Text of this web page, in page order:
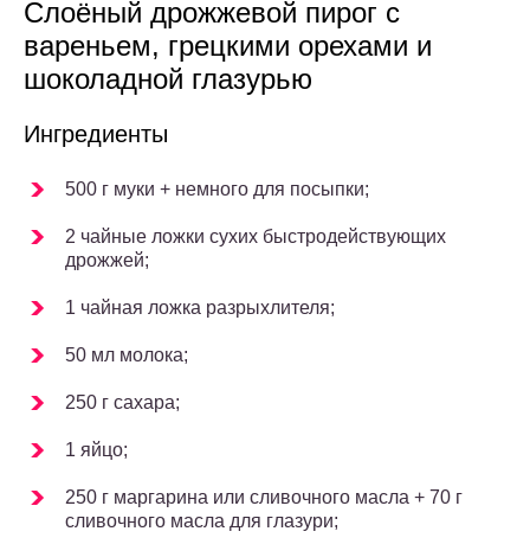
Слоёный дрожжевой пирог с
вареньем, грецкими орехами и
шоколадной глазурью
Ингредиенты
500 г муки + немного для посыпки;
2 чайные ложки сухих быстродействующих
дрожжей;
1 чайная ложка разрыхлителя;
50 мл молока;
250 г сахара;
1 яйцо;
250 г маргарина или сливочного масла + 70 г
сливочного масла для глазури;